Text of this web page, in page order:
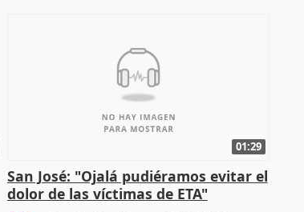
01:29
San José: "Ojalá pudiéramos evitar el
dolor de las víctimas de ETA"